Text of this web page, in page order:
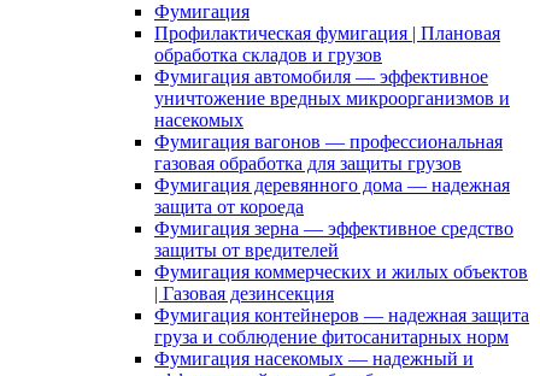
Фумигация
Профилактическая фумигация | Плановая
обработка складов и грузов
Фумигация автомобиля — эффективное
уничтожение вредных микроорганизмов и
насекомых
Фумигация вагонов — профессиональная
газовая обработка для защиты грузов
Фумигация деревянного дома — надежная
защита от короеда
Фумигация зерна — эффективное средство
защиты от вредителей
Фумигация коммерческих и жилых объектов
| Газовая дезинсекция
Фумигация контейнеров — надежная защита
груза и соблюдение фитосанитарных норм
Фумигация насекомых — надежный и